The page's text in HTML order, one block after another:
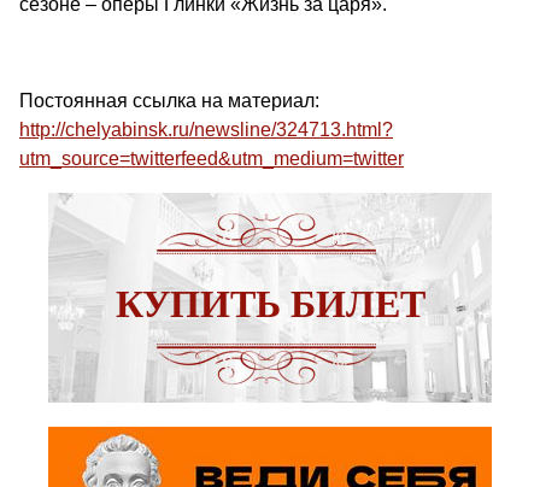
сезоне – оперы Глинки «Жизнь за царя».
Постоянная ссылка на материал:
http://chelyabinsk.ru/newsline/324713.html?
utm_source=twitterfeed&utm_medium=twitter
КУПИТЬ БИЛЕТ